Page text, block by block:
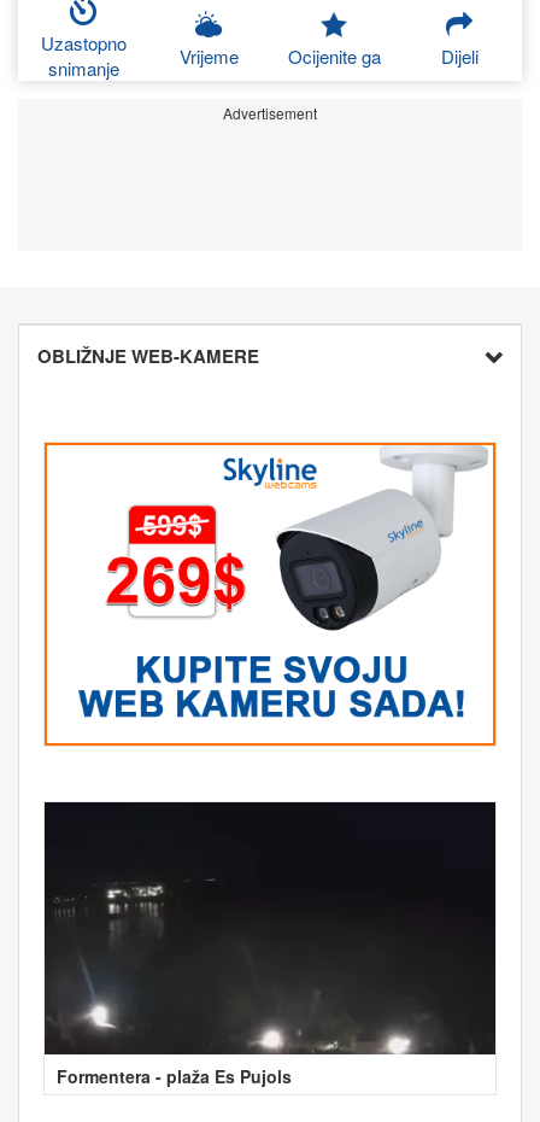
Uzastopno
snimanje
Vrijeme Ocijenite ga Dijeli
Advertisement
OBLIŽNJE WEB-KAMERE
Formentera - plaža Es Pujols